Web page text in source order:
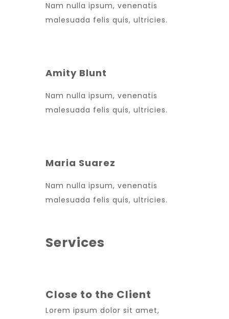
Nam nulla ipsum, venenatis
malesuada felis quis, ultricies.
Amity Blunt
Nam nulla ipsum, venenatis
malesuada felis quis, ultricies.
Maria Suarez
Nam nulla ipsum, venenatis
malesuada felis quis, ultricies.
Services
Close to the Client
Lorem ipsum dolor sit amet,